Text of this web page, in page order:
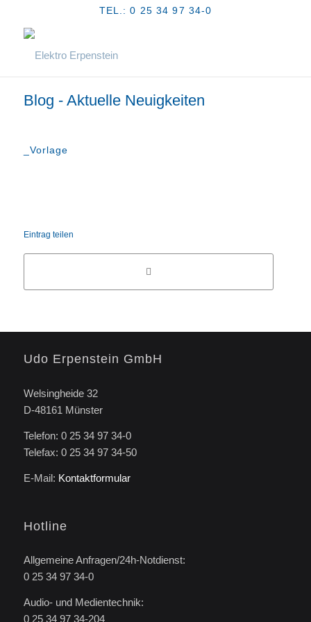
TEL.: 0 25 34 97 34-0
Blog - Aktuelle Neuigkeiten
_Vorlage
Eintrag teilen
Udo Erpenstein GmbH
Welsingheide 32
D-48161 Münster
Telefon: 0 25 34 97 34-0
Telefax: 0 25 34 97 34-50
E-Mail: Kontaktformular
Hotline
Allgemeine Anfragen/24h-Notdienst:
0 25 34 97 34-0
Audio- und Medientechnik:
0 25 34 97 34-204